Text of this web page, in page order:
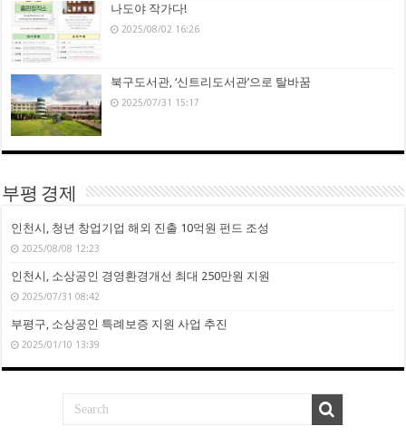
나도야 작가다!
2025/08/02 16:26
북구도서관, ‘신트리도서관’으로 탈바꿈
2025/07/31 15:17
부평 경제
인천시, 청년 창업기업 해외 진출 10억원 펀드 조성
2025/08/08 12:23
인천시, 소상공인 경영환경개선 최대 250만원 지원
2025/07/31 08:42
부평구, 소상공인 특례보증 지원 사업 추진
2025/01/10 13:39